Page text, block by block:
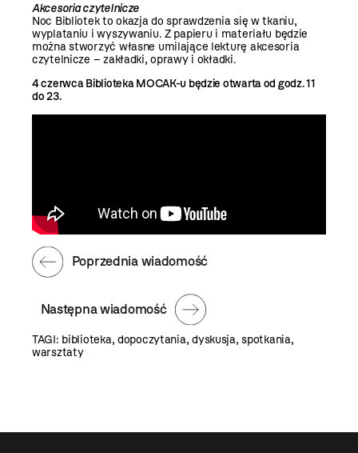
Akcesoria czytelnicze
Noc Bibliotek to okazja do sprawdzenia się w tkaniu,
wyplataniu i wyszywaniu. Z papieru i materiału będzie
można stworzyć własne umilające lekturę akcesoria
czytelnicze – zakładki, oprawy i okładki.
4 czerwca Biblioteka MOCAK-u będzie otwarta od godz. 11
do 23.
Następna wiadomość
Poprzednia wiadomość
TAGI: biblioteka, dopoczytania,dyskusja,spotkania,
warsztaty